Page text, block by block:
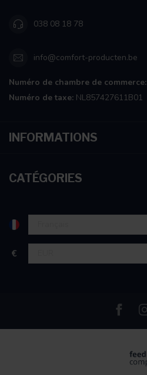
038 08 18 78
info@comfort-producten.be
Numéro de chambre de commerce:
Numéro de taxe: NL857427611B01
INFORMATIONS
CATÉGORIES
€